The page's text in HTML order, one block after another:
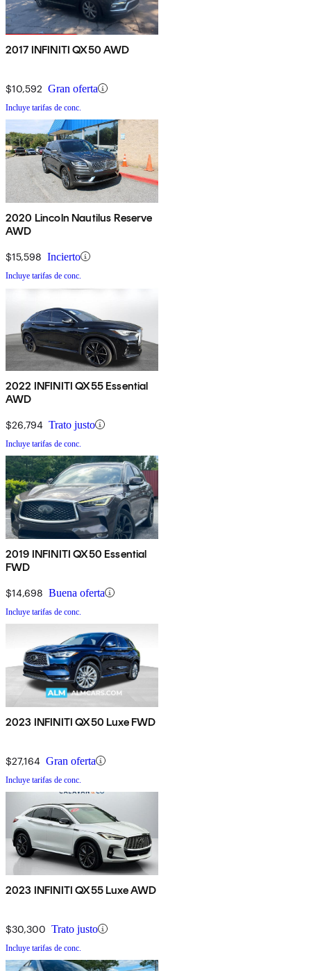
2017 INFINITI QX50 AWD
$10,592 Gran oferta
Incluye tarifas de conc.
2020 Lincoln Nautilus Reserve
AWD
$15,598 Incierto
Incluye tarifas de conc.
2022 INFINITI QX55 Essential
AWD
$26,794 Trato justo
Incluye tarifas de conc.
2019 INFINITI QX50 Essential
FWD
$14,698 Buena oferta
Incluye tarifas de conc.
2023 INFINITI QX50 Luxe FWD
$27,164 Gran oferta
Incluye tarifas de conc.
2023 INFINITI QX55 Luxe AWD
$30,300 Trato justo
Incluye tarifas de conc.